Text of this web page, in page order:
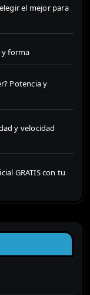
el mejor para
y forma
Potencia y
y velocidad
GRATIS con tu